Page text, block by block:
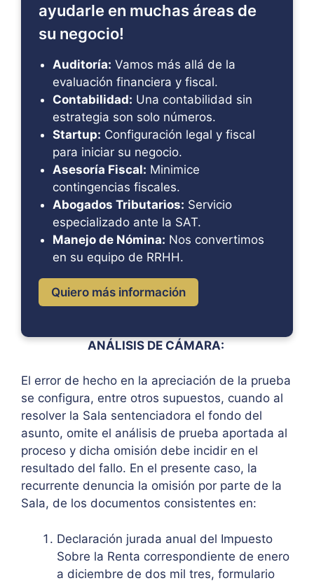
ayudarle en muchas áreas de
su negocio!
Auditoría: Vamos más allá de la
evaluación financiera y fiscal.
Contabilidad: Una contabilidad sin
estrategia son solo números.
Startup: Configuración legal y fiscal
para iniciar su negocio.
Asesoría Fiscal: Minimice
contingencias fiscales.
Abogados Tributarios: Servicio
especializado ante la SAT.
Manejo de Nómina: Nos convertimos
en su equipo de RRHH.
Quiero más información
ANÁLISIS DE CÁMARA:
El error de hecho en la apreciación de la prueba
se configura, entre otros supuestos, cuando al
resolver la Sala sentenciadora el fondo del
asunto, omite el análisis de prueba aportada al
proceso y dicha omisión debe incidir en el
resultado del fallo. En el presente caso, la
recurrente denuncia la omisión por parte de la
Sala, de los documentos consistentes en:
Declaración jurada anual del Impuesto
Sobre la Renta correspondiente de enero
a diciembre de dos mil tres, formulario